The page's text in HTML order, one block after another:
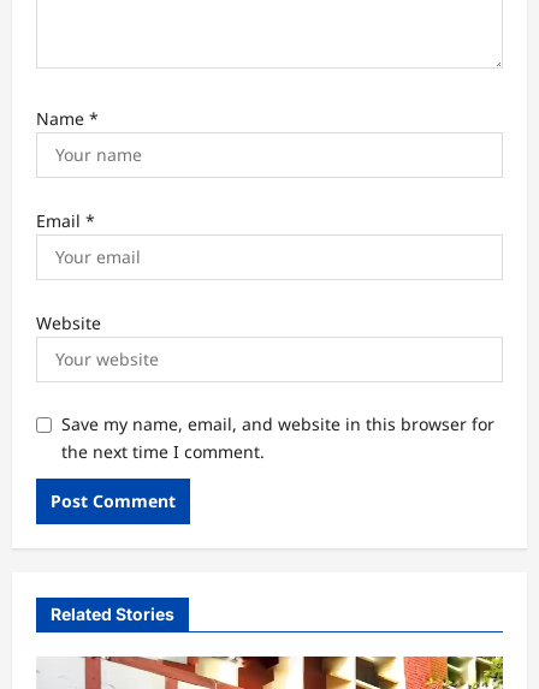
Name *
Email *
Website
Save my name, email, and website in this browser for
the next time I comment.
Related Stories